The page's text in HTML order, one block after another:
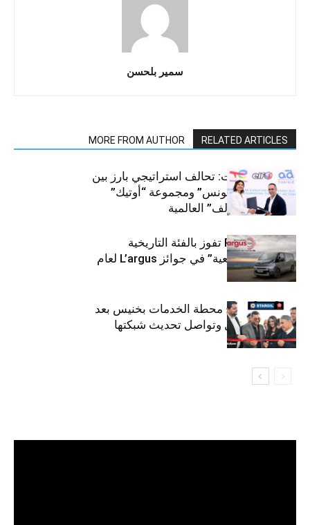
سمير بلحسن
RELATED ARTICLES
MORE FROM AUTHOR
قطاع السيارات: تحالف استراتيجي بارز بين
“توتال إنرجيز تونس” ومجموعة “أوتيك”
لتوزيع زيوت “إلف” العالمية
كيا PV5 Cargo تفوز بالفئة التاريخية
“للمركبات النفعية” في جوائز L’argus لعام
2026
ستارأويل تفتتح محطة الخدمات بخنيس بعد
تجديدهابالكامل وتواصل تحديث شبكتها